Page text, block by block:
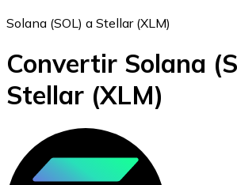
Bitcoin
BTC
Solana (SOL) a Stellar (XLM)
Convertir Solana
Stellar (XLM)